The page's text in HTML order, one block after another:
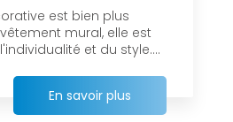
est bien plus
mural, elle est
et du style....
En savoir plus